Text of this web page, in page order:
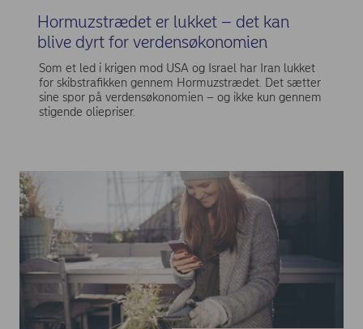
Hormuzstrædet er lukket – det kan
blive dyrt for verdensøkonomien
Som et led i krigen mod USA og Israel har Iran lukket
for skibstrafikken gennem Hormuzstrædet. Det sætter
sine spor på verdensøkonomien – og ikke kun gennem
stigende oliepriser.